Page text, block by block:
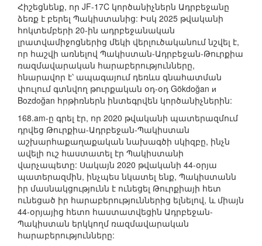
Հիշեցնենք, որ JF-17C կործանիչներն Ադրբեջանը
ձեռք է բերել Պակիստանից: Իսկ 2025 թվականի
հոկտեմբերի 20-ին ադրբեջանական
լրատվամիջոցներից մեկի վերլուծականում նշվել է,
որ հաշվի առնելով Պակիստան-Ադրբեջան-Թուրքիա
ռազմավարական հարաբերությունները,
հնարավոր է՝ ապագայում դեռևս գնահատման
փուլում գտնվող թուրքական օդ-օդ Gökdoğan и
Bozdoğan հրթիռներն ինտեգրվեն կործանիչներին:
168.am-ը գրել էր, որ 2020 թվականի պատերազմում
դրվեց Թուրքիա-Ադրբեջան-Պակիստան
աշխարհաքաղաքական նախագծի սկիզբը, ինչն
ավելի ուշ հաստատել էր Պակիստանի
վարչապետը: Սակայն 2020 թվականի 44-օրյա
պատերազմին, ինչպես նկատել ենք, Պակիստանն
իր մասնակցությունն է ունեցել Թուրքիայի հետ
ունեցած իր հարաբերություններից ելնելով, և միայն
44-օրյայից հետո հաստատվեցին Ադրբեջան-
Պակիստան երկկողմ ռազմավարական
հարաբերությունները: